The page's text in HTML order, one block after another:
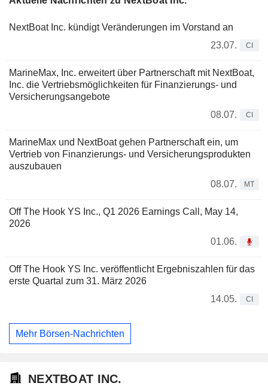
NextBoat Inc. kündigt Veränderungen im Vorstand an
23.07.
CI
MarineMax, Inc. erweitert über Partnerschaft mit NextBoat,
Inc. die Vertriebsmöglichkeiten für Finanzierungs- und
Versicherungsangebote
08.07.
CI
MarineMax und NextBoat gehen Partnerschaft ein, um
Vertrieb von Finanzierungs- und Versicherungsprodukten
auszubauen
08.07.
MT
Off The Hook YS Inc., Q1 2026 Earnings Call, May 14,
2026
01.06.
Off The Hook YS Inc. veröffentlicht Ergebniszahlen für das
erste Quartal zum 31. März 2026
14.05.
CI
Mehr Börsen-Nachrichten
NEXTBOAT INC.